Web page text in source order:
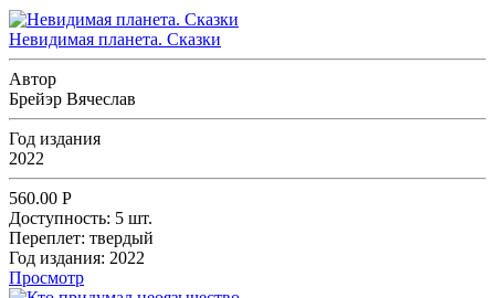
Невидимая планета. Сказки
Автор
Брейэр Вячеслав
Год издания
2022
560.00 Р
Доступность: 5 шт.
Переплет: твердый
Год издания: 2022
Просмотр